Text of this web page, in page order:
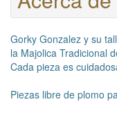
Gorky Gonzalez y su
la Majolica Tradicional
Cada pieza es
Piezas libre de plomo